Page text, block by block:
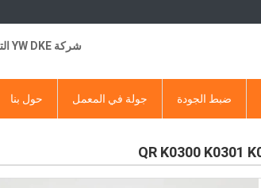
شركة YW DKE التجارية
حول بنا جولة في المعمل ضبط الجودة